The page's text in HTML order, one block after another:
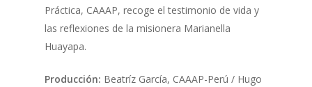
Práctica, CAAAP, recoge el testimonio de vida y
las reflexiones de la misionera Marianella
Huayapa.
Producción: Beatríz García, CAAAP-Perú / Hugo